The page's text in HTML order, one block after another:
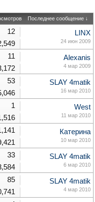
Последнее сообщение ↓
12
LINX
24 июн 2009
11
Alexanis
4 мар 2009
53
SLAY 4matik
16 мар 2010
1
West
11 мар 2010
Катерина
10 мар 2010
33
SLAY 4matik
6 мар 2010
85
SLAY 4matik
4 мар 2010